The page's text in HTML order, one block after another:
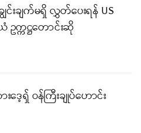
င်းချက်မရှိ လွှတ်ပေးရန် US
ဥက္ကဋ္ဌတောင်းဆို
ေ့ရှ် ဝန်ကြီးချုပ်ဟောင်း